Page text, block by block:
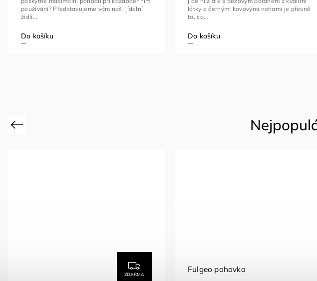
Do košíku
používání? Představujeme vám naši jídelní
židli...
Do košíku
látky a černými kovovými nohami je přesně
to, co...
Previous
ZDARMA Fulgeo pohovka